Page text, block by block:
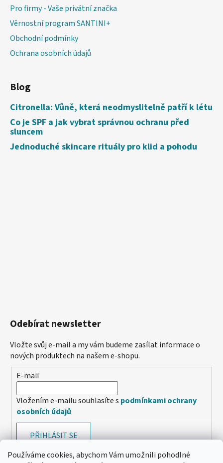
Používáme cookies, abychom Vám umožnili pohodlné
Pro firmy - Vaše privátní značka
Věrnostní program SANTINI+
Obchodní podmínky
Ochrana osobních údajů
Blog
Citronella: Vůně, která neodmyslitelně patří k létu
Co je SPF a jak vybrat správnou ochranu před
sluncem
Jednoduché skincare rituály pro klid a pohodu
Odebírat newsletter
Vložte svůj e-mail a my vám budeme zasílat informace o
nových produktech na našem e-shopu.
E-mail
Vložením e-mailu souhlasíte s podmínkami ochrany
osobních údajů
PŘIHLÁSIT SE